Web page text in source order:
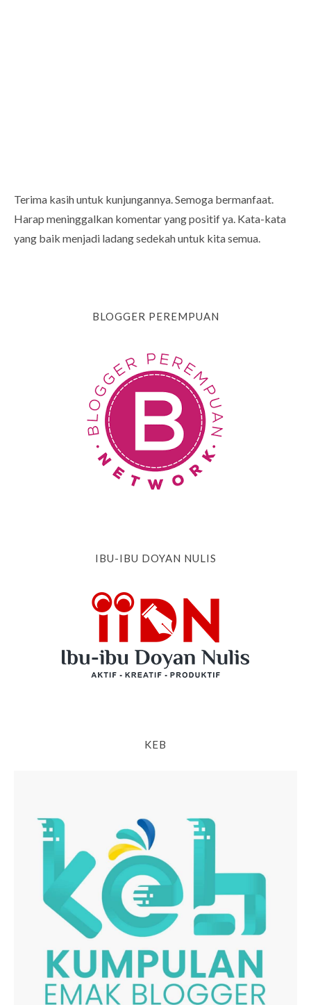
Terima kasih untuk kunjungannya. Semoga bermanfaat.
Harap meninggalkan komentar yang positif ya. Kata-kata
yang baik menjadi ladang sedekah untuk kita semua.
BLOGGER PEREMPUAN
IBU-IBU DOYAN NULIS
KEB